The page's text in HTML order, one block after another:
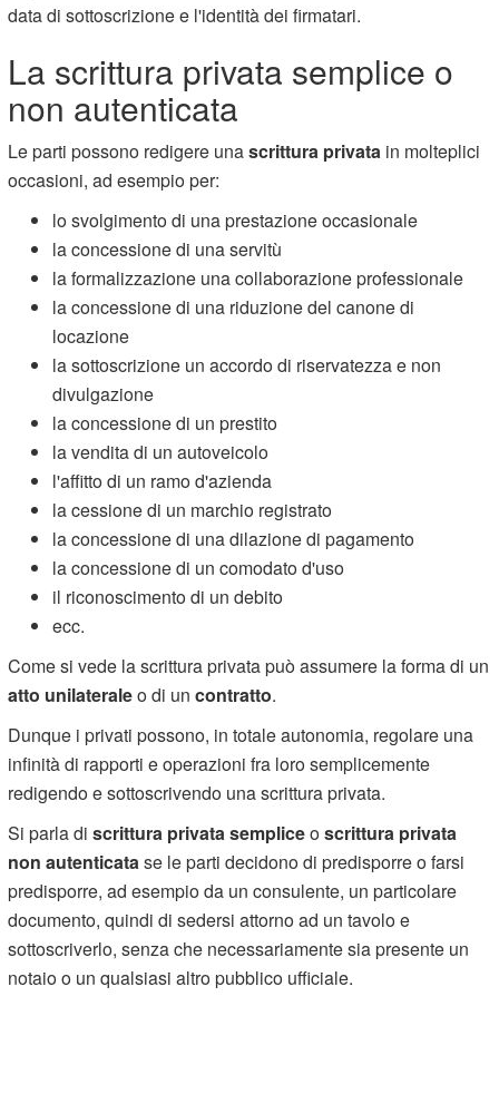
data di sottoscrizione e l'identità dei firmatari.
La scrittura privata semplice o
non autenticata
Le parti possono redigere unascrittura privata in molteplici
occasioni, ad esempio per:
lo svolgimento di una prestazione occasionale
la concessione di una servitù
la formalizzazione una collaborazione professionale
la concessione di una riduzione del canone di
locazione
la sottoscrizione un accordo di riservatezza e non
divulgazione
la concessione di un prestito
la vendita di un autoveicolo
l'affitto di un ramo d'azienda
la cessione di un marchio registrato
la concessione di una dilazione di pagamento
la concessione di un comodato d'uso
il riconoscimento di un debito
ecc.
Come si vede la scrittura privata può assumere la forma di un
atto unilateraleo di uncontratto.
Dunque i privati possono, in totale autonomia, regolare una
infinità di rapporti e operazioni fra loro semplicemente
redigendo e sottoscrivendo una scrittura privata.
Si parla discrittura privata sempliceoscrittura privata
non autenticata se le parti decidono di predisporre o farsi
predisporre, ad esempio da un consulente, un particolare
documento, quindi di sedersi attorno ad un tavolo e
sottoscriverlo, senza che necessariamente sia presente un
notaio o un qualsiasi altro pubblico ufficiale.